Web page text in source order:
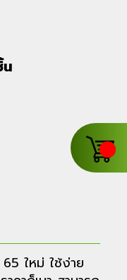
ใหม่ ใช้ง่าย